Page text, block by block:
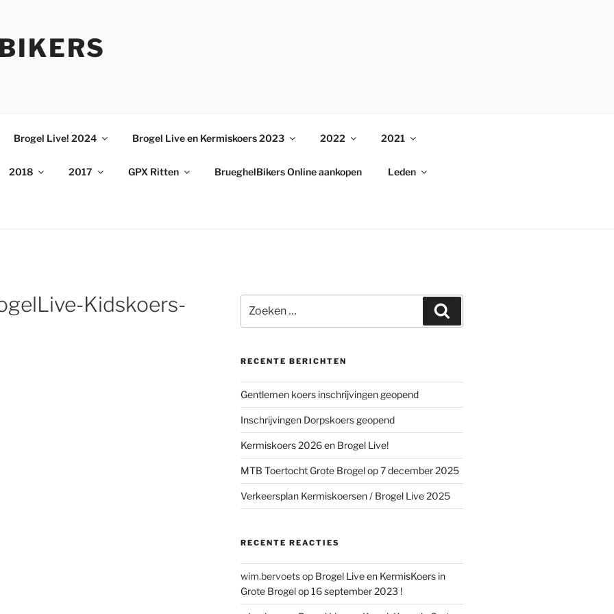
Brogel Live! 2024 Brogel Live en Kermiskoers 2023 2022 2021
2018 2017 GPX Ritten BrueghelBikers Online aankopen Leden
Kidskoers-
naar:
RECENTE BERICHTEN
Gentlemen koers inschrijvingen geopend
Inschrijvingen Dorpskoers geopend
Kermiskoers 2026 en Brogel Live!
MTB Toertocht Grote Brogel op 7 december 2025
Verkeersplan Kermiskoersen / Brogel Live 2025
RECENTE REACTIES
wim.bervoetsop Brogel Live en KermisKoers in
Grote Brogel op 16 september 2023 !